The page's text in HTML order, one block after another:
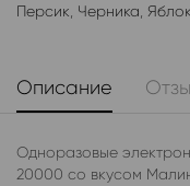
Персик Черника
Описание
Одноразовые
20000 со вкусом